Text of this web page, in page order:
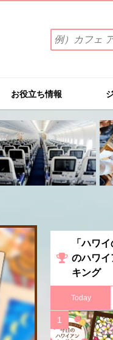
索
ワ
を
入
力
(例）
カ
フ
ェ
イ
お役立ち情報
「ハワ
のハワイ
キング
Today